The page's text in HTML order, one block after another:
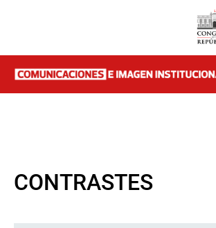
CONTRASTES